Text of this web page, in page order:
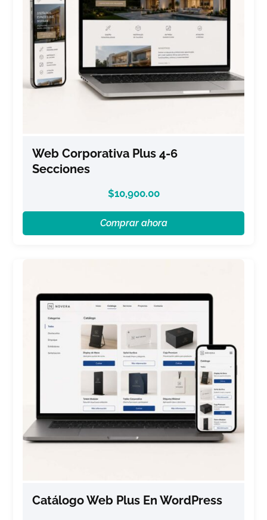
Web Corporativa Plus 4-6
Secciones
$10,900.00
Comprar ahora
Catálogo Web Plus En WordPress